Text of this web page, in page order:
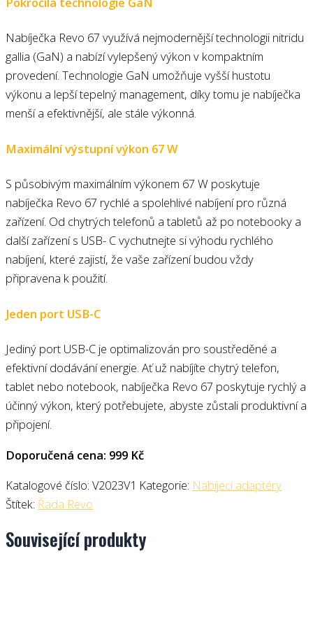
Nabíječka Revo 67 využívá nejmodernější technologii nitridu
gallia (GaN) a nabízí vylepšený výkon v kompaktním
provedení. Technologie GaN umožňuje vyšší hustotu
výkonu a lepší tepelný management, díky tomu je nabíječka
menší a efektivnější, ale stále výkonná.
Maximální výstupní výkon 67 W
S působivým maximálním výkonem 67 W poskytuje
nabíječka Revo 67 rychlé a spolehlivé nabíjení pro různá
zařízení. Od chytrých telefonů a tabletů až po notebooky a
další zařízení s USB- C vychutnejte si výhodu rychlého
nabíjení, které zajistí, že vaše zařízení budou vždy
připravena k použití.
Jeden port USB-C
Jediný port USB-C je optimalizován pro soustředěné a
efektivní dodávání energie. Ať už nabíjíte chytrý telefon,
tablet nebo notebook, nabíječka Revo 67 poskytuje rychlý a
účinný výkon, který potřebujete, abyste zůstali produktivní a
připojení.
Doporučená cena: 999 Kč
Katalogové číslo: V2023V1 Kategorie: Nabíjecí adaptéry
Štítek: Řada Revo
Související produkty